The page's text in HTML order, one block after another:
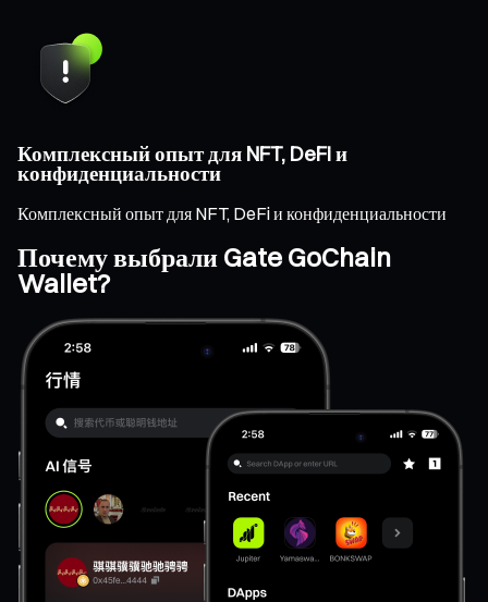
Комплексный опыт для NFT, DeFi и
конфиденциальности
Комплексный опыт для NFT, DeFi и конфиденциальности
Почему выбрали Gate GoChain
Wallet?